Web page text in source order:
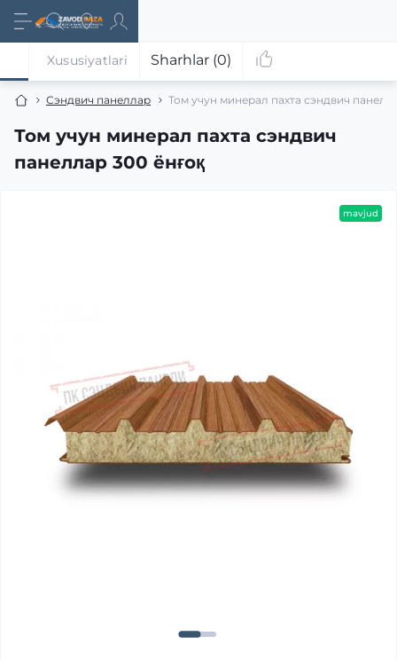
Сэндвич панеллар Том учун минерал пахта сэндвич
Том учун минерал пахта сэндвич
панеллар 300 ёнғоқ
Xususiyatlari Sharhlar (0)
mavjud